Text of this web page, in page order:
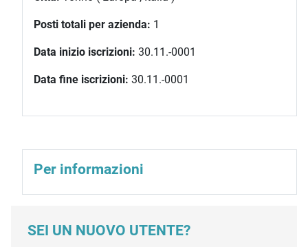
Posti totali per azienda: 1
Data inizio iscrizioni: 30.11.-0001
Data fine iscrizioni: 30.11.-0001
Per informazioni
SEI UN NUOVO UTENTE?